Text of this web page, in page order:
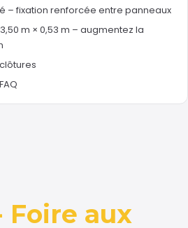
– fixation renforcée entre panneaux
m × 0,53 m – augmentez la
FAQ
Foire aux